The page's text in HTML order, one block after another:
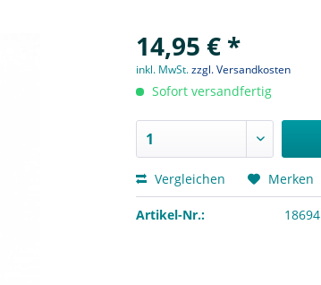
14,95 € *
inkl. MwSt.zzgl. Versandkosten
Sofort versandfertig
Vergleichen Merken
Artikel-Nr.: 18694